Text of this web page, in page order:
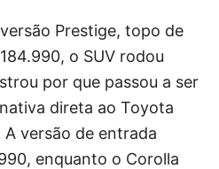
Prestige, topo de
o SUV rodou
por que passou a ser
direta ao Toyota
versão de entrada
enquanto o Corolla